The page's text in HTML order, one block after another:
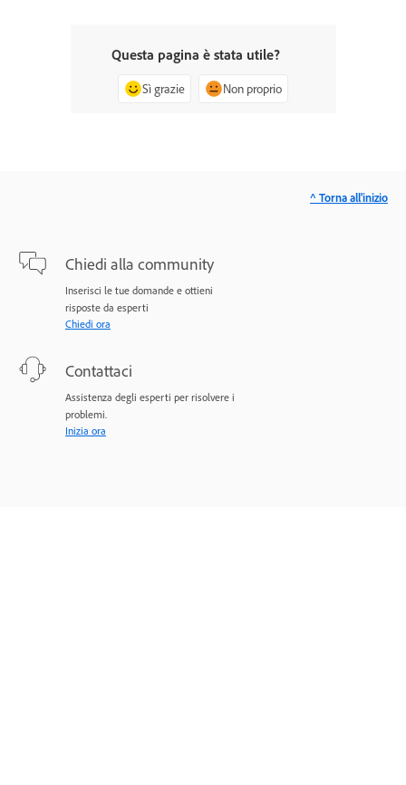
Questa pagina è stata utile?
Sì grazie Non proprio
Chiedi alla community
Inserisci le tue domande e ottieni
risposte da esperti
Chiedi ora
Contattaci
Assistenza degli esperti per risolvere i
problemi.
Inizia ora
^ Torna all'inizio